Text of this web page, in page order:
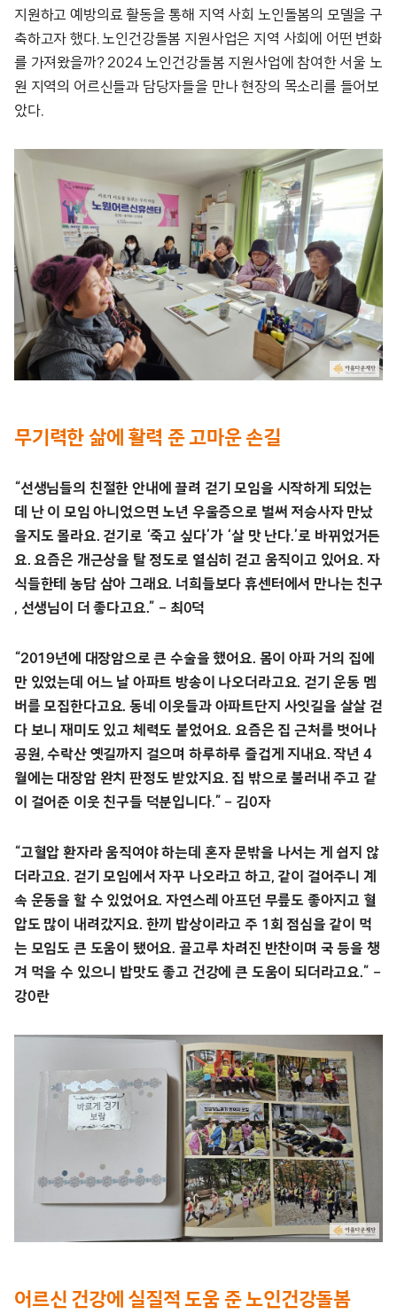
지원하고 예방의료 활동을 통해 지역 사회 노인돌봄의 모델을 구
축하고자 했다. 노인건강돌봄 지원사업은 지역 사회에 어떤 변화
를 가져왔을까? 2024 노인건강돌봄 지원사업에 참여한 서울 노
원 지역의 어르신들과 담당자들을 만나 현장의 목소리를 들어보
았다.
무기력한 삶에 활력 준 고마운 손길
“선생님들의 친절한 안내에 끌려 걷기 모임을 시작하게 되었는
데 난 이 모임 아니었으면 노년 우울증으로 벌써 저승사자 만났
을지도 몰라요. 걷기로 ‘죽고 싶다’가 ‘살 맛 난다.’로 바뀌었거든
요. 요즘은 개근상을 탈 정도로 열심히 걷고 움직이고 있어요. 자
식들한테 농담 삼아 그래요. 너희들보다 휴센터에서 만나는 친구
, 선생님이 더 좋다고요.” – 최0덕
“2019년에 대장암으로 큰 수술을 했어요. 몸이 아파 거의 집에
만 있었는데 어느 날 아파트 방송이 나오더라고요. 걷기 운동 멤
버를 모집한다고요. 동네 이웃들과 아파트단지 사잇길을 살살 걷
다 보니 재미도 있고 체력도 붙었어요. 요즘은 집 근처를 벗어나
공원, 수락산 옛길까지 걸으며 하루하루 즐겁게 지내요. 작년 4
월에는 대장암 완치 판정도 받았지요. 집 밖으로 불러내 주고 같
이 걸어준 이웃 친구들 덕분입니다.” – 김0자
“고혈압 환자라 움직여야 하는데 혼자 문밖을 나서는 게 쉽지 않
더라고요. 걷기 모임에서 자꾸 나오라고 하고, 같이 걸어주니 계
속 운동을 할 수 있었어요. 자연스레 아프던 무릎도 좋아지고 혈
압도 많이 내려갔지요. 한끼 밥상이라고 주 1회 점심을 같이 먹
는 모임도 큰 도움이 됐어요. 골고루 차려진 반찬이며 국 등을 챙
겨 먹을 수 있으니 밥맛도 좋고 건강에 큰 도움이 되더라고요.” –
강0란
어르신 건강에 실질적 도움 준 노인건강돌봄